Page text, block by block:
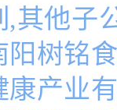
,其他子
树铭
康产业